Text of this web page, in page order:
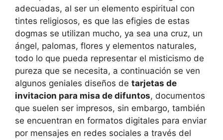
adecuadas, al ser un elemento espiritual con
tintes religiosos, es que las efigies de estas
dogmas se utilizan mucho, ya sea una cruz, un
ángel, palomas, flores y elementos naturales,
todo lo que pueda representar el misticismo de
pureza que se necesita, a continuación se ven
algunos geniales diseños de tarjetas de
invitacion para misa de difuntos, documentos
que suelen ser impresos, sin embargo, también
se encuentran en formatos digitales para enviar
por mensajes en redes sociales a través del